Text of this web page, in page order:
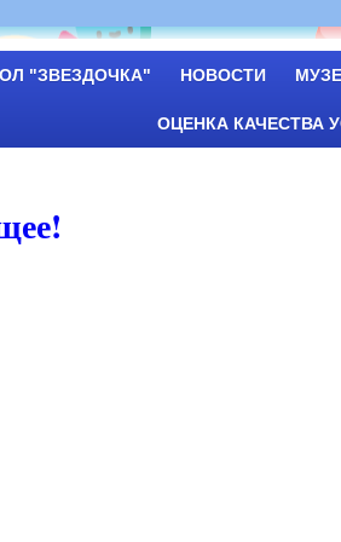
"ЗВЕЗДОЧКА" НОВОСТИ
ОЦЕНКА КАЧЕСТВА